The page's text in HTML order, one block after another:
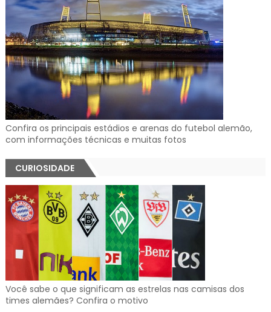
Confira os principais estádios e arenas do futebol alemão,
com informações técnicas e muitas fotos
CURIOSIDADE
Você sabe o que significam as estrelas nas camisas dos
times alemães? Confira o motivo